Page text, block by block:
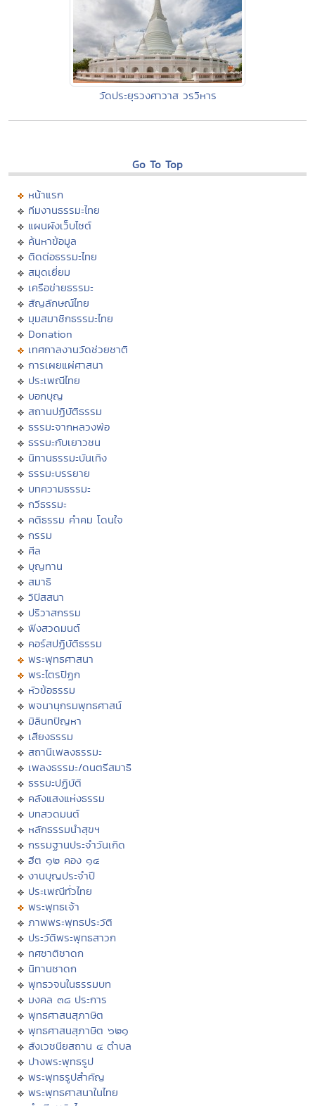
วัดประยุรวงศาวาส วรวิหาร
Go To Top
หน้าแรก
ทีมงานธรรมะไทย
แผนผังเว็บไซต์
ค้นหาข้อมูล
ติดต่อธรรมะไทย
สมุดเยี่ยม
เครือข่ายธรรมะ
สัญลักษณ์ไทย
มุมสมาชิกธรรมะไทย
Donation
เทศกาลงานวัดช่วยชาติ
การเผยแผ่ศาสนา
ประเพณีไทย
บอกบุญ
สถานปฏิบัติธรรม
ธรรมะจากหลวงพ่อ
ธรรมะกับเยาวชน
นิทานธรรมะบันเทิง
ธรรมะบรรยาย
บทความธรรมะ
กวีธรรมะ
คติธรรม คำคม โดนใจ
กรรม
ศีล
บุญทาน
สมาธิ
วิปัสสนา
ปริวาสกรรม
ฟังสวดมนต์
คอร์สปฏิบัติธรรม
พระพุทธศาสนา
พระไตรปิฏก
หัวข้อธรรม
พจนานุกรมพุทธศาสน์
มิลินทปัญหา
เสียงธรรม
สถานีเพลงธรรมะ
เพลงธรรมะ/ดนตรีสมาธิ
ธรรมะปฏิบัติ
คลังแสงแห่งธรรม
บทสวดมนต์
หลักธรรมนำสุขฯ
กรรมฐานประจำวันเกิด
ฮีต ๑๒ คอง ๑๔
งานบุญประจำปี
ประเพณีทั่วไทย
พระพุทธเจ้า
ภาพพระพุทธประวัติ
ประวัติพระพุทธสาวก
ทศชาติชาดก
นิทานชาดก
พุทธวจนในธรรมบท
มงคล ๓๘ ประการ
พุทธศาสนสุภาษิต
พุทธศาสนสุภาษิต ๖๒๑
สังเวชนียสถาน ๔ ตำบล
ปางพระพุทธรูป
พระพุทธรูปสำคัญ
พระพุทธศาสนาในไทย